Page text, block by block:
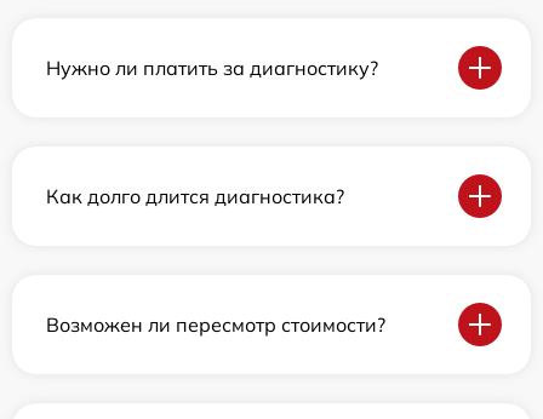
Нужно ли платить за диагностику?
Как долго длится диагностика?
Возможен ли пересмотр стоимости?